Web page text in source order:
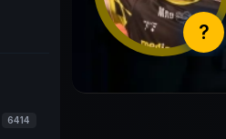
6414
?